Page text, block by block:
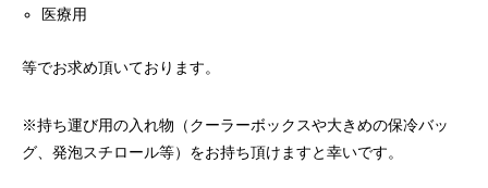
医療用
等でお求め頂いております。
※持ち運び用の入れ物（クーラーボックスや大きめの保冷バッ
グ、発泡スチロール等）をお持ち頂けますと幸いです。